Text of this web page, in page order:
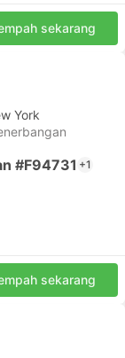
sekarang
York
#F94731 +1
sekarang